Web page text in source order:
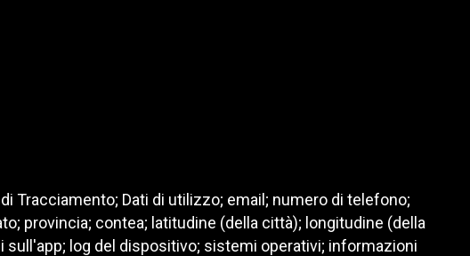
Tracciamento; Dati di utilizzo; email; numero di telefono;
provincia; contea; latitudine (della città); longitudine (della
log del dispositivo; sistemi operativi; informazioni